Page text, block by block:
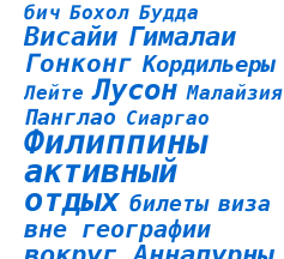
бич Бохол Будда
Висайи Гималаи
Гонконг Кордильеры
Лейте Лусон Малайзия
Панглао Сиаргао
Филиппины
активный
отдых билеты виза
вне географии